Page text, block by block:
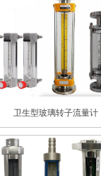
卫生型玻璃转子流量计